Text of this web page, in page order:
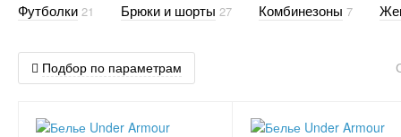
Футболки 21 Брюки и шорты 27 Комбинезоны 7
Подбор по параметрам